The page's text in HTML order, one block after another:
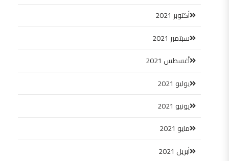
أكتوبر 2021
سبتمبر 2021
أغسطس 2021
يوليو 2021
يونيو 2021
مايو 2021
أبريل 2021